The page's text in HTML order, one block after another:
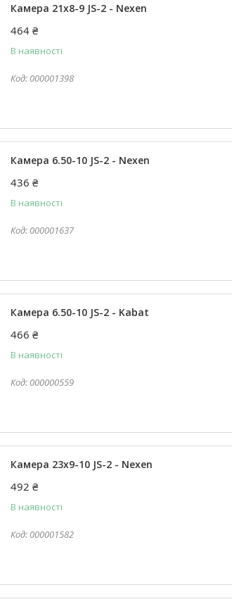
Камера 21x8-9 JS-2 - Nexen
464 ₴
В наявності
000001398
Камера 6.50-10 JS-2 - Nexen
436 ₴
В наявності
000001637
Камера 6.50-10 JS-2 - Kabat
466 ₴
В наявності
000000559
Камера 23x9-10 JS-2 - Nexen
492 ₴
В наявності
000001582